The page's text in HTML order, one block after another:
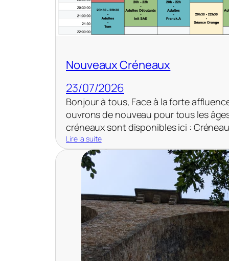
Nouveaux Créneaux
23/07/2026
Bonjour à tous, Face à la forte
ouvrons de nouveau pour tous les
créneaux sont disponibles ici :
Lire la suite
:
e
a
u
x
C
r
é